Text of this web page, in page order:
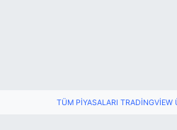
TÜM PIYASALARI TRADINGVIEW